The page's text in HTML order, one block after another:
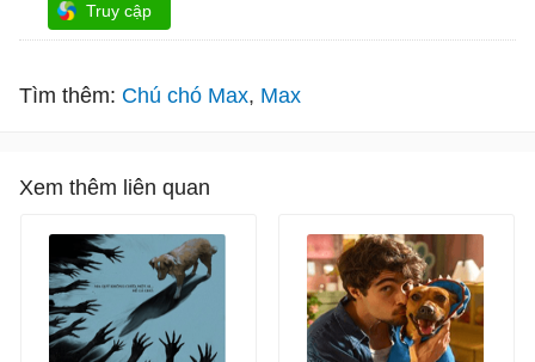
Truy cập
Tìm thêm: Chú chó Max Max
Xem thêm liên quan